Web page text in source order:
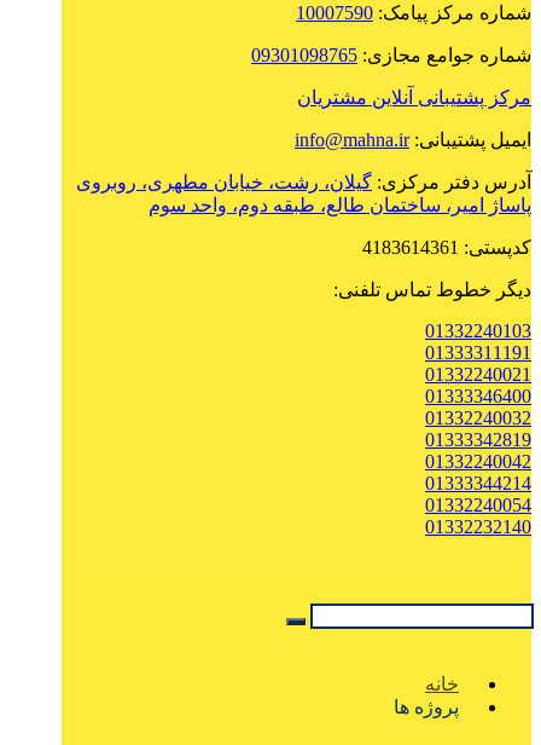
شماره مرکز پیامک: 10007590
شماره جوامع مجازی: 09301098765
مرکز پشتیبانی آنلاین مشتریان
ایمیل پشتیبانی:info@mahna.ir
آدرس دفتر مرکزی: گیلان، رشت، خیابان مطهری، روبروی
پاساژ امیر، ساختمان طالع، طبقه دوم، واحد سوم
کدپستی: 4183614361
دیگر خطوط تماس تلفنی:
01332240103
01333311191
01332240021
01333346400
01332240032
01333342819
01332240042
01333344214
01332240054
01332232140
خانه
پروژه ها